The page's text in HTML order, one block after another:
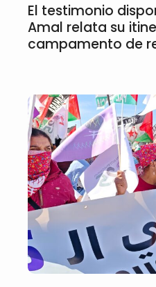
El testimonio
Amal relata su
campamento de